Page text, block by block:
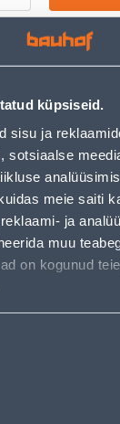
küpsiseid.
sisu ja
sotsiaalse
meie saiti
ja
muu
on kogunud
3,69 € al. 2-5
al. 2,29 € al. 2-5
08.08.2026